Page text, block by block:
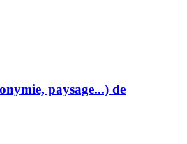
paysage...) de